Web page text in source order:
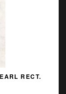
RECT.